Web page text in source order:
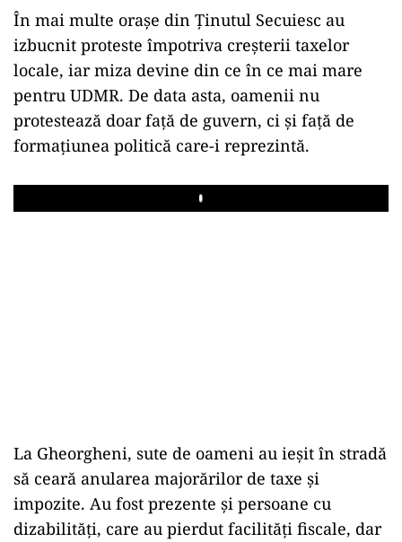
În mai multe orașe din Ținutul Secuiesc au
izbucnit proteste împotriva creșterii taxelor
locale, iar miza devine din ce în ce mai mare
pentru UDMR. De data asta, oamenii nu
protestează doar față de guvern, ci și față de
formațiunea politică care-i reprezintă.
Play
La Gheorgheni, sute de oameni au ieșit în stradă
să ceară anularea majorărilor de taxe și
impozite. Au fost prezente și persoane cu
dizabilități, care au pierdut facilități fiscale, dar